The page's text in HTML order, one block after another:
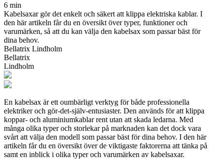
6 min
Kabelsaxar gör det enkelt och säkert att klippa elektriska kablar. I
den här artikeln får du en översikt över typer, funktioner och
varumärken, så att du kan välja den kabelsax som passar bäst för
dina behov.
Bellatrix Lindholm
Bellatrix
Lindholm
En kabelsax är ett oumbärligt verktyg för både professionella
elektriker och gör-det-själv-entusiaster. Den används för att klippa
koppar- och aluminiumkablar rent utan att skada ledarna. Med
många olika typer och storlekar på marknaden kan det dock vara
svårt att välja den modell som passar bäst för dina behov. I den här
artikeln får du en översikt över de viktigaste faktorerna att tänka på
samt en inblick i olika typer och varumärken av kabelsaxar.